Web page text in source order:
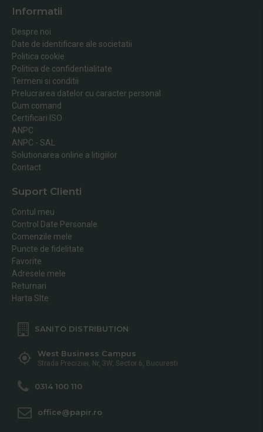
Informatii
Despre noi
Date de identificare ale societatii
Politica cookie
Politica de confidentialitate
Termeni si conditii
Prelucrarea datelor cu caracter personal
Cum comand
Certificari ISO
ANPC
ANPC - SAL
Solutionarea online a litigiilor
Contact
Suport Clienti
Contul meu
Control Date Personale
Comenzile mele
Puncte de fidelitate
Favorite
Adresele mele
Returnari
Harta SIte
SANITO DISTRIBUTION
West Business Campus
Strada Preciziei, Nr, 3W, Sector 6, Bucuresti
0314 100 110
office@papir.ro